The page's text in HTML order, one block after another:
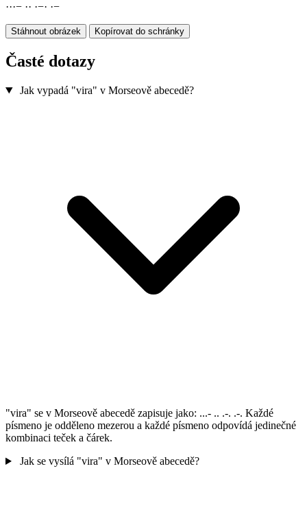
···− ·· ·−· ·−
Stáhnout obrázek Kopírovat do schránky
Časté dotazy
Jak vypadá "vira" v Morseově abecedě?
"vira" se v Morseově abecedě zapisuje jako: ...- .. .-. .-. Každé
písmeno je odděleno mezerou a každé písmeno odpovídá jedinečné
kombinaci teček a čárek.
Jak se vysílá "vira" v Morseově abecedě?